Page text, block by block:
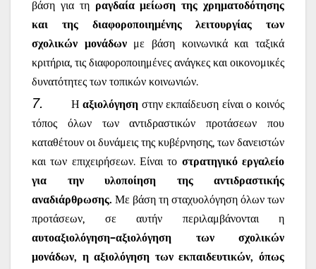
βάση για τη ραγδαία μείωση της χρηματοδότησης
και της διαφοροποιημένης λειτουργίας των
σχολικών μονάδωνμε βάση κοινωνικά και ταξικά
κριτήρια, τις διαφοροποιημένες ανάγκες και οικονομικές
δυνατότητες των τοπικών κοινωνιών.
7. Ηαξιολόγηση στην εκπαίδευση είναι ο κοινός
τόπος όλων των αντιδραστικών προτάσεων που
καταθέτουν οι δυνάμεις της κυβέρνησης, των δανειστών
και των επιχειρήσεων. Είναι το στρατηγικό εργαλείο
για την υλοποίηση της αντιδραστικής
αναδιάρθρωσης. Με βάση τη σταχυολόγηση όλων των
προτάσεων, σε αυτήν περιλαμβάνονται η
αυτοαξιολόγηση–αξιολόγηση των σχολικών
μονάδων, η αξιολόγηση των εκπαιδευτικών, όπως